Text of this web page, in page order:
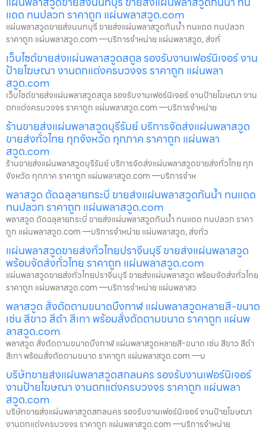
แดด ทนปลวก ราคาถูก แผ่นพลาสวูด.com
แผ่นพลาสวูดขายส่งนนทบุรี ขายส่งแผ่นพลาสวูดกันน้ำ ทนแดด ทนปลวก
ราคาถูก แผ่นพลาสวูด.com —บริการจำหน่าย แผ่นพลาสวูด, ส่งทั่
เว็บไซต์ขายส่งแผ่นพลาสวูดสตูล รองรับงานเฟอร์นิเจอร์ งาน
ป้ายโฆษณา งานตกแต่งครบวงจร ราคาถูก แผ่นพลา
สวูด.com
เว็บไซต์ขายส่งแผ่นพลาสวูดสตูล รองรับงานเฟอร์นิเจอร์ งานป้ายโฆษณา งาน
ตกแต่งครบวงจร ราคาถูก แผ่นพลาสวูด.com —บริการจำหน่าย
ร้านขายส่งแผ่นพลาสวูดบุรีรัมย์ บริการจัดส่งแผ่นพลาสวูด
ขายส่งทั่วไทย ทุกจังหวัด ทุกภาค ราคาถูก แผ่นพลา
สวูด.com
ร้านขายส่งแผ่นพลาสวูดบุรีรัมย์ บริการจัดส่งแผ่นพลาสวูดขายส่งทั่วไทย ทุก
จังหวัด ทุกภาค ราคาถูก แผ่นพลาสวูด.com —บริการจำห
พลาสวูด ตัดฉลุลายกระบี่ ขายส่งแผ่นพลาสวูดกันน้ำ ทนแดด
ทนปลวก ราคาถูก แผ่นพลาสวูด.com
พลาสวูด ตัดฉลุลายกระบี่ ขายส่งแผ่นพลาสวูดกันน้ำ ทนแดด ทนปลวก ราคา
ถูก แผ่นพลาสวูด.com —บริการจำหน่าย แผ่นพลาสวูด, ส่งทั่ว
แผ่นพลาสวูดขายส่งทั่วไทยปราจีนบุรี ขายส่งแผ่นพลาสวูด
พร้อมจัดส่งทั่วไทย ราคาถูก แผ่นพลาสวูด.com
แผ่นพลาสวูดขายส่งทั่วไทยปราจีนบุรี ขายส่งแผ่นพลาสวูด พร้อมจัดส่งทั่วไทย
ราคาถูก แผ่นพลาสวูด.com —บริการจำหน่าย แผ่นพลาสว
พลาสวูด สั่งตัดตามขนาดบึงกาฬ แผ่นพลาสวูดหลายสี-ขนาด
เช่น สีขาว สีดำ สีเทา พร้อมสั่งตัดตามขนาด ราคาถูก แผ่นพ
ลาสวูด.com
พลาสวูด สั่งตัดตามขนาดบึงกาฬ แผ่นพลาสวูดหลายสี-ขนาด เช่น สีขาว สีดำ
สีเทา พร้อมสั่งตัดตามขนาด ราคาถูก แผ่นพลาสวูด.com —บ
บริษัทขายส่งแผ่นพลาสวูดสกลนคร รองรับงานเฟอร์นิเจอร์
งานป้ายโฆษณา งานตกแต่งครบวงจร ราคาถูก แผ่นพลา
สวูด.com
บริษัทขายส่งแผ่นพลาสวูดสกลนคร รองรับงานเฟอร์นิเจอร์ งานป้ายโฆษณา
งานตกแต่งครบวงจร ราคาถูก แผ่นพลาสวูด.com —บริการจำหน่าย